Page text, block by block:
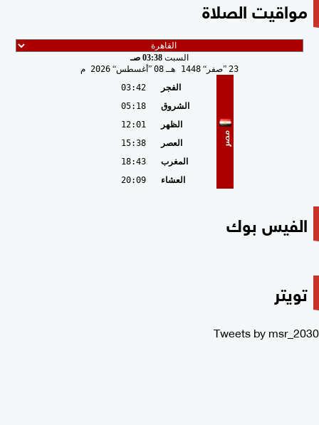
مواقيت الصلاة
السبت 03:38 صـ
23
صفر 1448 هـ 08 أغسطس 2026 م
مصر
الفجر
03:42
الشروق
05:18
الظهر
12:01
العصر
15:38
المغرب
18:43
العشاء
20:09
الفيس بوك
تويتر
Tweets by msr_2030